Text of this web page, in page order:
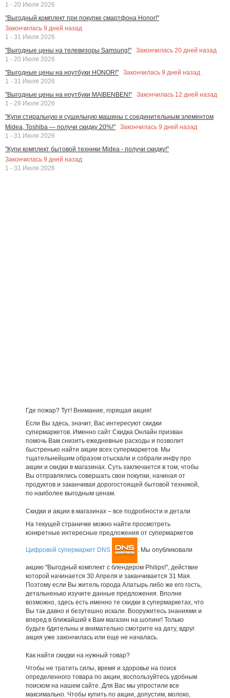
1 - 20 Июля 2026
"Выгодный комплект при покупке смартфона Honor!"
Закончилась 9 дней назад
1 - 31 Июля 2026
"Выгодные цены на телевизоры Samsung!"
Закончилась 20 дней назад
1 - 20 Июля 2026
"Выгодные цены на ноутбуки HONOR!"
Закончилась 9 дней назад
1 - 31 Июля 2026
"Выгодные цены на ноутбуки MAIBENBEN!"
Закончилась 12 дней назад
1 - 28 Июля 2026
"Купи стиральную и сушильную машины с соединительным элементом
Midea, Toshiba — получи скидку 20%!"
Закончилась 9 дней назад
1 - 31 Июля 2026
"Купи комплект бытовой техники Midea - получи скидку!"
Закончилась 9 дней назад
1 - 31 Июля 2026
Где пожар? Тут! Внимание, горящая акция!
Если Вы здесь, значит, Вас интересуют скидки
супермаркетов. Именно сайт Скидка Онлайн призван
помочь Вам снизить ежедневные расходы и позволит
быстренько найти акции всех супермаркетов. Мы
тщательнейшим образом отыскали и собрали инфу про
акции и скидки в магазинах. Суть заключается в том, чтобы
Вы отправлялись совершать свои покупки, начиная от
продуктов и заканчивая дорогостоящей бытовой техникой,
по наиболее выгодным ценам.
Скидки и акции в магазинах – все подробности и детали
На текущей страничке можно найти просмотреть
конкретные интересные предложения от супермаркетов
Цифровой супермаркет DNS . Мы опубликовали
акцию "Выгодный комплект с блендером Philips!", действие
которой начинается 30 Апреля и заканчивается 31 Мая.
Поэтому если Вы житель города Алатырь либо же его гость,
детальненько изучите данные предложения. Вполне
возможно, здесь есть именно те скидки в супермаркетах, что
Вы так давно и безутешно искали. Вооружитесь знаниями и
вперед в ближайший к Вам магазин на шопинг! Только
будьте бдительны и внимательно смотрите на дату, вдруг
акция уже закончилась или еще не началась.
Как найти скидки на нужный товар?
Чтобы не тратить силы, время и здоровье на поиск
определенного товара по акции, воспользуйтесь удобным
поиском на нашем сайте. Для Вас мы упростили все
максимально. Чтобы купить по акции, допустим, молоко,